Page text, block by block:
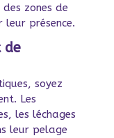
zones de
présence.
de
soyez
Les
les léchages
leur pelage